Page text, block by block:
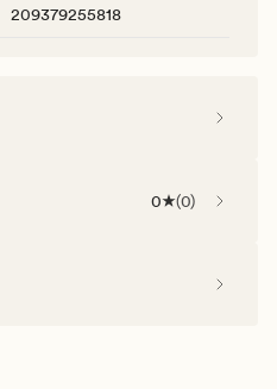
209379255818
0 (0)